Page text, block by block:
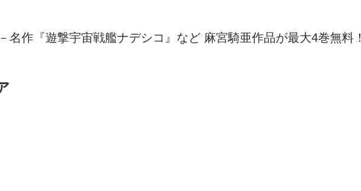
名作『遊撃宇宙戦艦ナデシコ』など 麻宮騎亜作品が最大4巻無料！